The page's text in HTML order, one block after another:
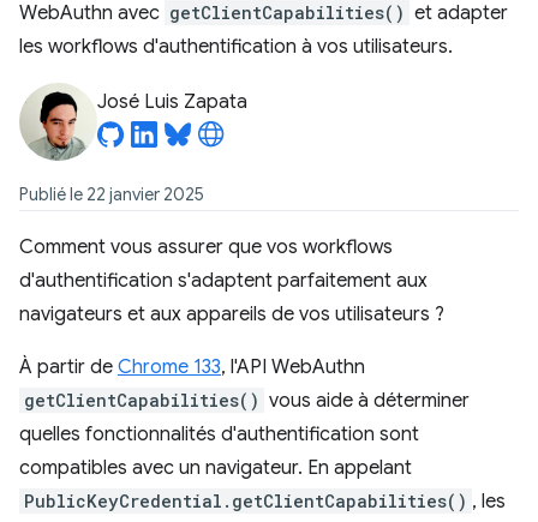
WebAuthn avec getClientCapabilities() et adapter
les workflows d'authentification à vos utilisateurs.
José Luis Zapata
Publié le 22 janvier 2025
Comment vous assurer que vos workflows
d'authentification s'adaptent parfaitement aux
navigateurs et aux appareils de vos utilisateurs ?
À partir de Chrome 133, l'API WebAuthn
getClientCapabilities() vous aide à déterminer
quelles fonctionnalités d'authentification sont
compatibles avec un navigateur. En appelant
PublicKeyCredential.getClientCapabilities() , les